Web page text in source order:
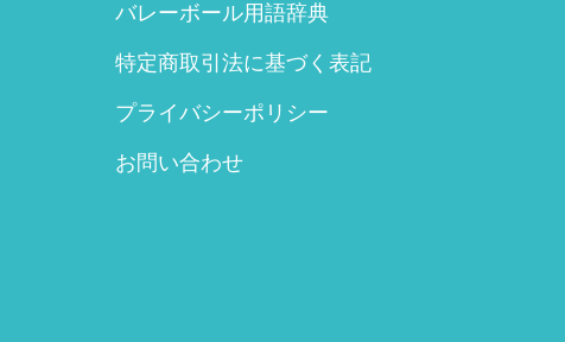
バレーボール用語辞典
特定商取引法に基づく表記
プライバシーポリシー
お問い合わせ